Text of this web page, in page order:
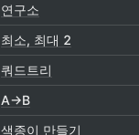
연구소
최소, 최대 2
쿼드트리
A→B
색종이 만들기